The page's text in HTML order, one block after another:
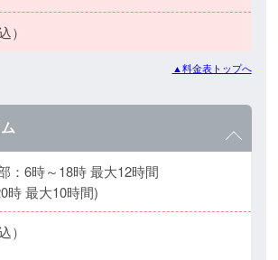
）
▲料金表トップへ
：6時～18時 最大12時間
時 最大10時間)
）